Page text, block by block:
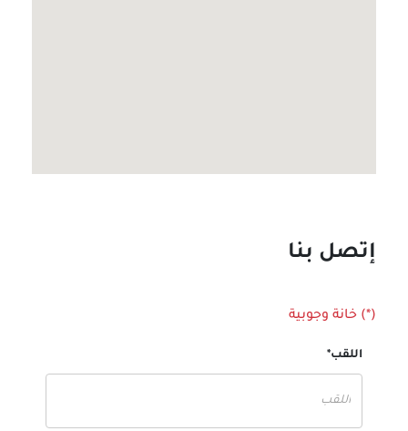
إتصل بنا
(*) خانة وجوبية
اللقب*